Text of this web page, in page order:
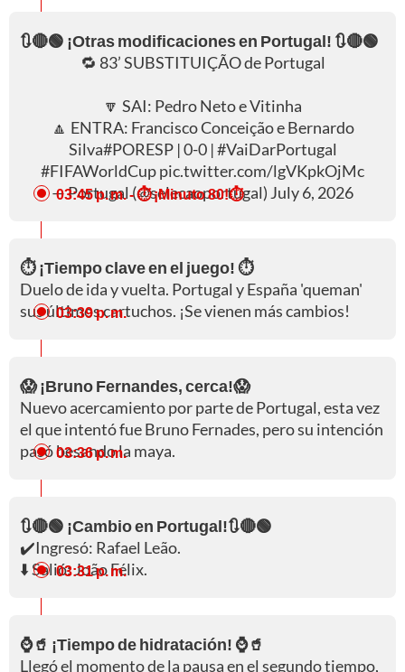
🔃🔴🟢 ¡Otras modificaciones en Portugal! 🔃🔴🟢
🔁 83’ SUBSTITUIÇÃO de Portugal
🔽 SAI: Pedro Neto e Vitinha
🔼 ENTRA: Francisco Conceição e Bernardo
Silva#PORESP| 0-0 |#VaiDarPortugal
#FIFAWorldCuppic.twitter.com/lgVKpkOjMc
— Portugal (@selecaoportugal) July 6, 2026
03:45 p. m.- ⏱️ ¡Minuto 80!⏱️
⏱️ ¡Tiempo clave en el juego! ⏱️
Duelo de ida y vuelta. Portugal y España 'queman'
sus últimos cartuchos. ¡Se vienen más cambios!
03:39 p. m.
😱 ¡Bruno Fernandes, cerca!😱
Nuevo acercamiento por parte de Portugal, esta vez
el que intentó fue Bruno Fernades, pero su intención
pasó besando la maya.
03:36 p. m.
🔃🔴🟢 ¡Cambio en Portugal!🔃🔴🟢
✔️Ingresó: Rafael Leão.
⬇️ Salió: João Félix.
03:31 p. m.
⌚🥤 ¡Tiempo de hidratación! ⌚🥤
Llegó el momento de la pausa en el segundo tiempo,